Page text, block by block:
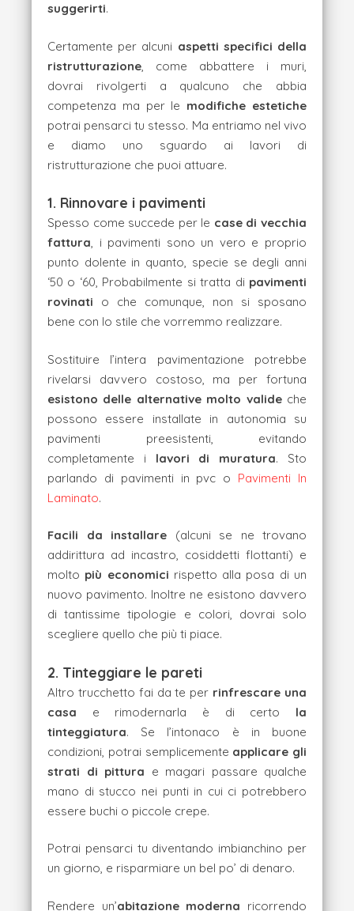
suggerirti.
Certamente per alcuni aspetti specifici della
ristrutturazione, come abbattere i muri,
dovrai rivolgerti a qualcuno che abbia
competenza ma per le modifiche estetiche
potrai pensarci tu stesso. Ma entriamo nel vivo
e diamo uno sguardo ai lavori di
ristrutturazione che puoi attuare.
1. Rinnovare i pavimenti
Spesso come succede per le case di vecchia
fattura, i pavimenti sono un vero e proprio
punto dolente in quanto, specie se degli anni
‘50 o ‘60, Probabilmente si tratta di pavimenti
rovinati o che comunque, non si sposano
bene con lo stile che vorremmo realizzare.
Sostituire l’intera pavimentazione potrebbe
rivelarsi davvero costoso, ma per fortuna
esistono delle alternative molto valideche
possono essere installate in autonomia su
pavimenti preesistenti, evitando
completamente i lavori di muratura. Sto
parlando di pavimenti in pvc o Pavimenti In
Laminato.
Facili da installare (alcuni se ne trovano
addirittura ad incastro, cosiddetti flottanti) e
molto più economici rispetto alla posa di un
nuovo pavimento. Inoltre ne esistono davvero
di tantissime tipologie e colori, dovrai solo
scegliere quello che più ti piace.
2. Tinteggiare le pareti
Altro trucchetto fai da te per rinfrescare una
casa e rimodernarla è di certo la
tinteggiatura. Se l’intonaco è in buone
condizioni, potrai semplicemente applicare gli
strati di pittura e magari passare qualche
mano di stucco nei punti in cui ci potrebbero
essere buchi o piccole crepe.
Potrai pensarci tu diventando imbianchino per
un giorno, e risparmiare un bel po’ di denaro.
Rendere un’abitazione moderna ricorrendo